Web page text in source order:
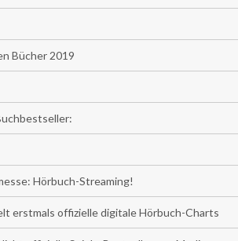
Bücher 2019
Hörbuch-Streaming!
erstmals offizielle digitale Hörbuch-Charts